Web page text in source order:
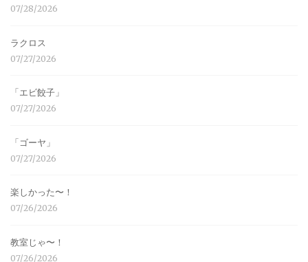
07/28/2026
ラクロス
07/27/2026
「エビ餃子」
07/27/2026
「ゴーヤ」
07/27/2026
楽しかった〜！
07/26/2026
教室じゃ〜！
07/26/2026